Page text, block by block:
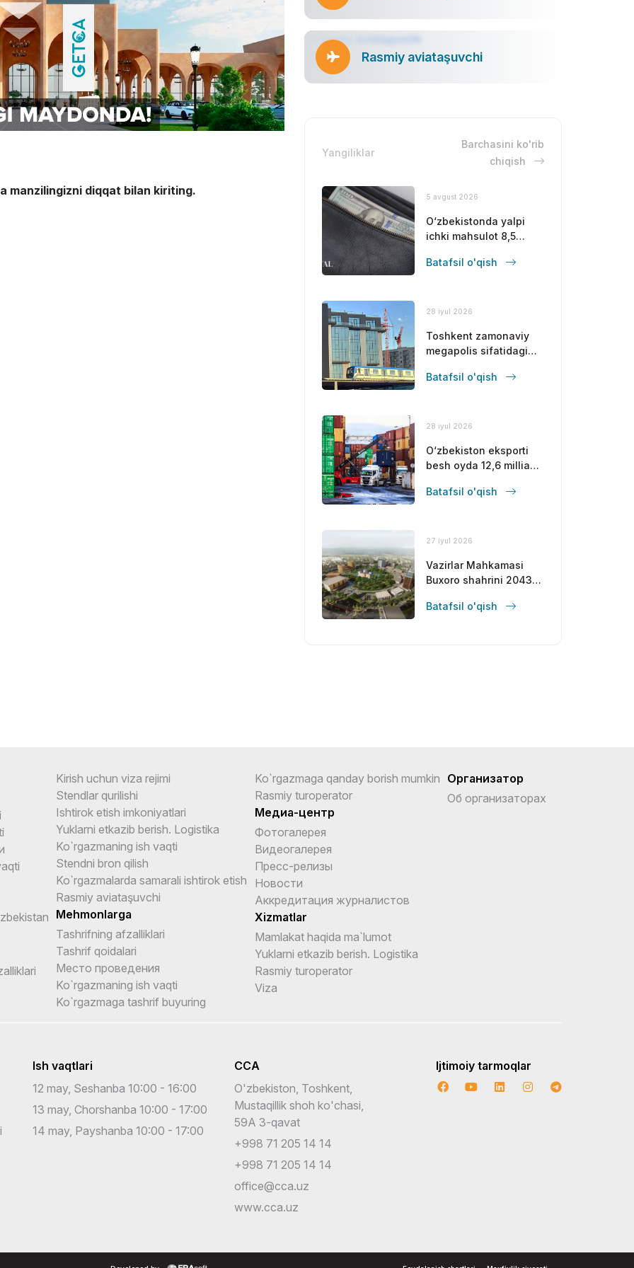
manzilingizni diqqat bilan kiriting.
Rasmiy aviataşuvchi
Yangiliklar
Barchasini ko'rib
chiqish
5 avgust 2026
O‘zbekistonda yalpi
ichki mahsulot 8,5
Batafsil o'qish
28 iyul 2026
Toshkent zamonaviy
megapolis sifatidagi
mustahkamlamoqda
Batafsil o'qish
28 iyul 2026
O‘zbekiston eksporti
besh oyda 12,6 milliard
Batafsil o'qish
27 iyul 2026
Vazirlar Mahkamasi
Buxoro shahrini 2043-
rivojlantirishning bosh
Batafsil o'qish
Kirish uchun viza rejimi
Stendlar qurilishi
Ishtirok etish imkoniyatlari
Yuklarni etkazib berish. Logistika
Ko`rgazmaning ish vaqti
Stendni bron qilish
Ko`rgazmalarda samarali ishtirok etish
Rasmiy aviataşuvchi
Mehmonlarga
Tashrifning afzalliklari
Tashrif qoidalari
Место проведения
Ko`rgazmaning ish vaqti
Ko`rgazmaga tashrif buyuring
Ko`rgazmaga qanday borish mumkin
Rasmiy turoperator
Медиа-центр
Фотогалерея
Видеогалерея
Пресс-релизы
Новости
Аккредитация журналистов
Xizmatlar
Mamlakat haqida ma`lumot
Yuklarni etkazib berish. Logistika
Rasmiy turoperator
Viza
Организатор
Об организаторах
Ish vaqtlari
12 may, Seshanba 10:00 - 16:00
13 may, Chorshanba 10:00 - 17:00
14 may, Payshanba 10:00 - 17:00
CCA
O'zbekiston, Toshkent,
Mustaqillik shoh ko'chasi,
59A 3-qavat
+998 71 205 14 14
+998 71 205 14 14
office@cca.uz
www.cca.uz
Ijtimoiy tarmoqlar